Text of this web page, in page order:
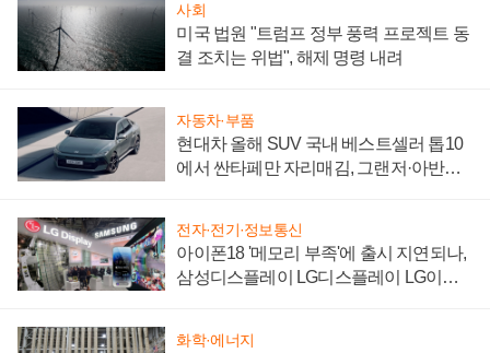
사회
미국 법원 "트럼프 정부 풍력 프로젝트 동
결 조치는 위법", 해제 명령 내려
자동차·부품
현대차 올해 SUV 국내 베스트셀러 톱10
에서 싼타페만 자리매김, 그랜저·아반떼
전자·전기·정보통신
아이폰18 '메모리 부족'에 출시 지연되나,
삼성디스플레이 LG디스플레이 LG이노
화학·에너지